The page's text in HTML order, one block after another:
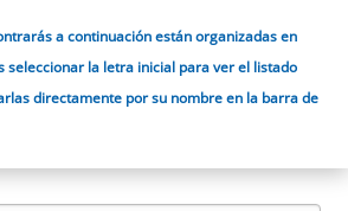
a continuación están organizadas en
seleccionar la letra inicial para ver el listado
directamente por su nombre en la barra de